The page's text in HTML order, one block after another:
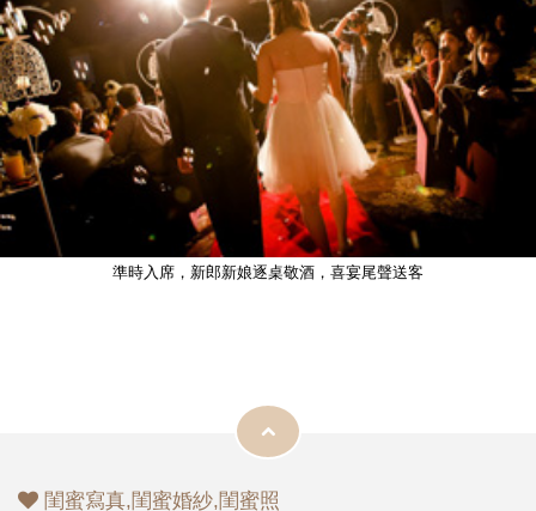
準時入席，新郎新娘逐桌敬酒，喜宴尾聲送客
閨蜜寫真,閨蜜婚紗,閨蜜照